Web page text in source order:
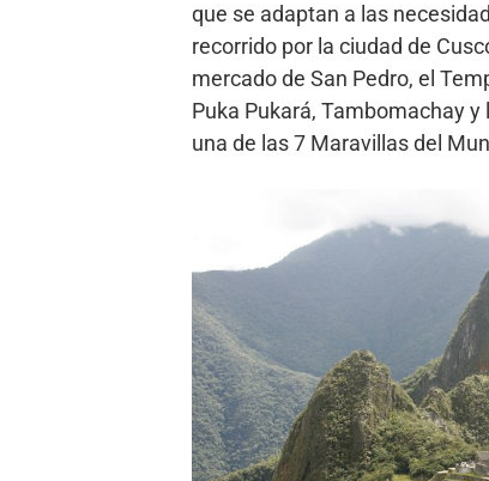
que se adaptan a las
recorrido por la ciudad de
mercado de San Pedro, el
Puka Pukará, Tambomachay
una de las 7 Maravillas del